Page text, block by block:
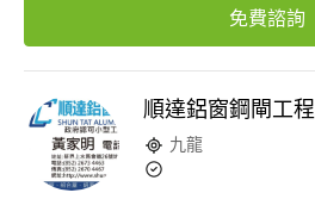
免費諮詢
順達鋁窗鋼閘工程
九龍